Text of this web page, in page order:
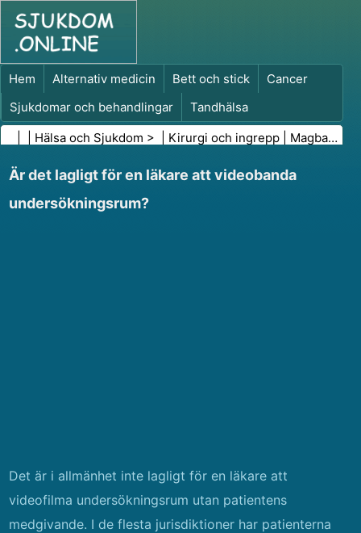
Hem Alternativ medicin Bett och stick
Cancer
Sjukdomar och behandlingar
Tandhälsa
Kost och näring
Familjehälsa
Hälso- och sjukvårdsbranschen
Hälsa och Sjukdom > | Kirurgi och ingrepp Magband (Lap-Band)
Är det lagligt för en läkare att videobanda
undersökningsrum?
Det är i allmänhet inte lagligt för en läkare att
videofilma undersökningsrum utan patientens
medgivande. I de flesta jurisdiktioner har patienterna